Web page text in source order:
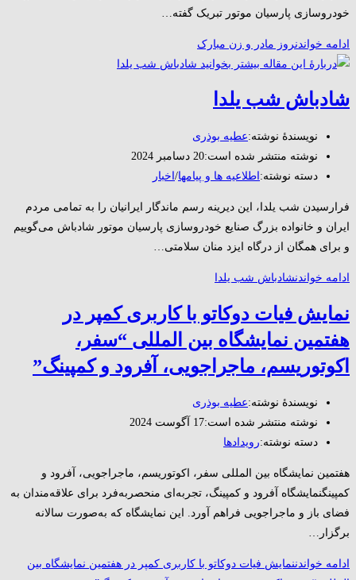
خودروسازی پارسیان موتور تبریک گفته…
ادامه خواندنروز مادر و زن مبارک
شادباش شب یلدا
نویسندهٔ نوشته:عطیه بوذری
نوشته منتشر شده است:20 دسامبر 2024
دسته‌ نوشته: اطلاعیه ها و پیامها/ اخبار
فرارسیدن شب یلدا، این دیرینه رسم ماندگار ایرانیان را به تمامی مردم
ایران و خانواده بزرگ صنایع خودروسازی پارسیان موتور شادباش می‌گوییم
و برای همگان از درگاه ایزد منان سلامتی…
ادامه خواندنشادباش شب یلدا
نمایش فیات دوکاتو با کاربری کمپر در
هفتمین نمایشگاه بین المللی “سفر،
اکوتوریسم، ماجراجویی، آفرود و کمپینگ”
نویسندهٔ نوشته:عطیه بوذری
نوشته منتشر شده است:17 آگوست 2024
دسته‌ نوشته:رویدادها
هفتمین نمایشگاه بین المللی سفر، اکوتوریسم، ماجراجویی، آفرود و
کمپینگنمایشگاه آفرود و کمپینگ، تجربه‌ای منحصربه‌فرد برای علاقه‌مندان به
فضای باز و ماجراجویی فراهم آورد. این نمایشگاه که به‌صورت سالانه
برگزار…
ادامه خواندننمایش فیات دوکاتو با کاربری کمپر در هفتمین نمایشگاه بین